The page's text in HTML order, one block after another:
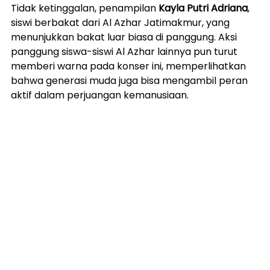
Tidak ketinggalan, penampilan Kayla Putri Adriana,
siswi berbakat dari Al Azhar Jatimakmur, yang
menunjukkan bakat luar biasa di panggung. Aksi
panggung siswa-siswi Al Azhar lainnya pun turut
memberi warna pada konser ini, memperlihatkan
bahwa generasi muda juga bisa mengambil peran
aktif dalam perjuangan kemanusiaan.